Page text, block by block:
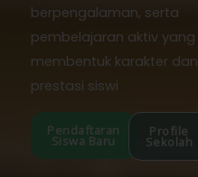
berpengalaman, serta
pembelajaran aktiv yang
membentuk karakter dan
prestasi siswi
Pendaftaran
Siswa Baru
Profile
Sekolah